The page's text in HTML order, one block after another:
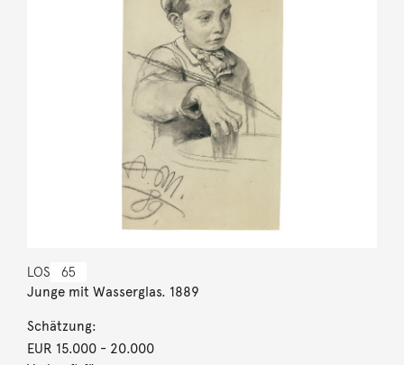
LOS 65
Junge mit Wasserglas. 1889
Schätzung:
EUR 15.000- 20.000